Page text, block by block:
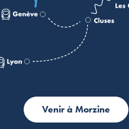
Venir à Morzine